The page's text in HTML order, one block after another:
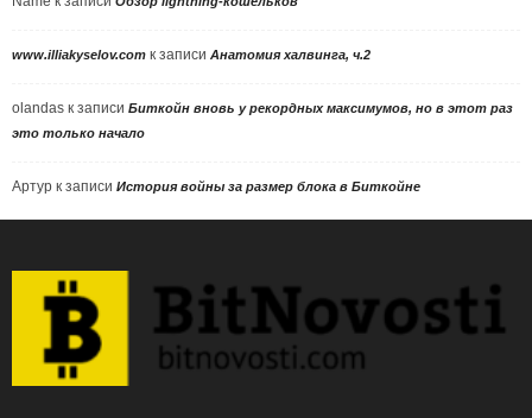
www.illiakyselov.com к записи Анатомия халвинга, ч.2
olandas к записи Биткойн вновь у рекордных максимумов, но в этот раз
это только начало
Артур к записи История войны за размер блока в Биткойне